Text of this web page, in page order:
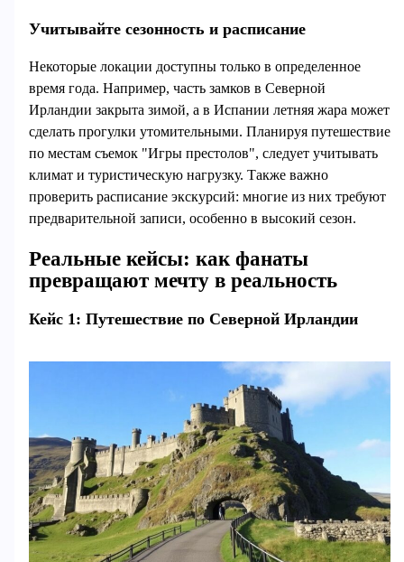
Учитывайте сезонность и расписание
Некоторые локации доступны только в определенное
время года. Например, часть замков в Северной
Ирландии закрыта зимой, а в Испании летняя жара может
сделать прогулки утомительными. Планируя путешествие
по местам съемок "Игры престолов", следует учитывать
климат и туристическую нагрузку. Также важно
проверить расписание экскурсий: многие из них требуют
предварительной записи, особенно в высокий сезон.
Реальные кейсы: как фанаты
превращают мечту в реальность
Кейс 1: Путешествие по Северной Ирландии